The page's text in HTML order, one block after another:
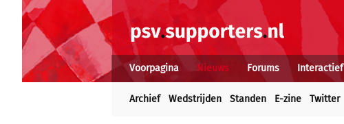
Voorpagina Nieuws Forums Interactief
Archief Wedstrijden Standen E-zine Twitter